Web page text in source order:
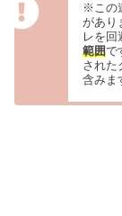
※この
があり
レを回
範囲で
された
含みま